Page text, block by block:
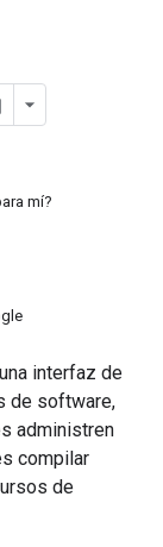
mí?
interfaz de
de software,
administren
compilar
de